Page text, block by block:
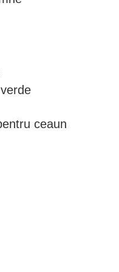
ceaun